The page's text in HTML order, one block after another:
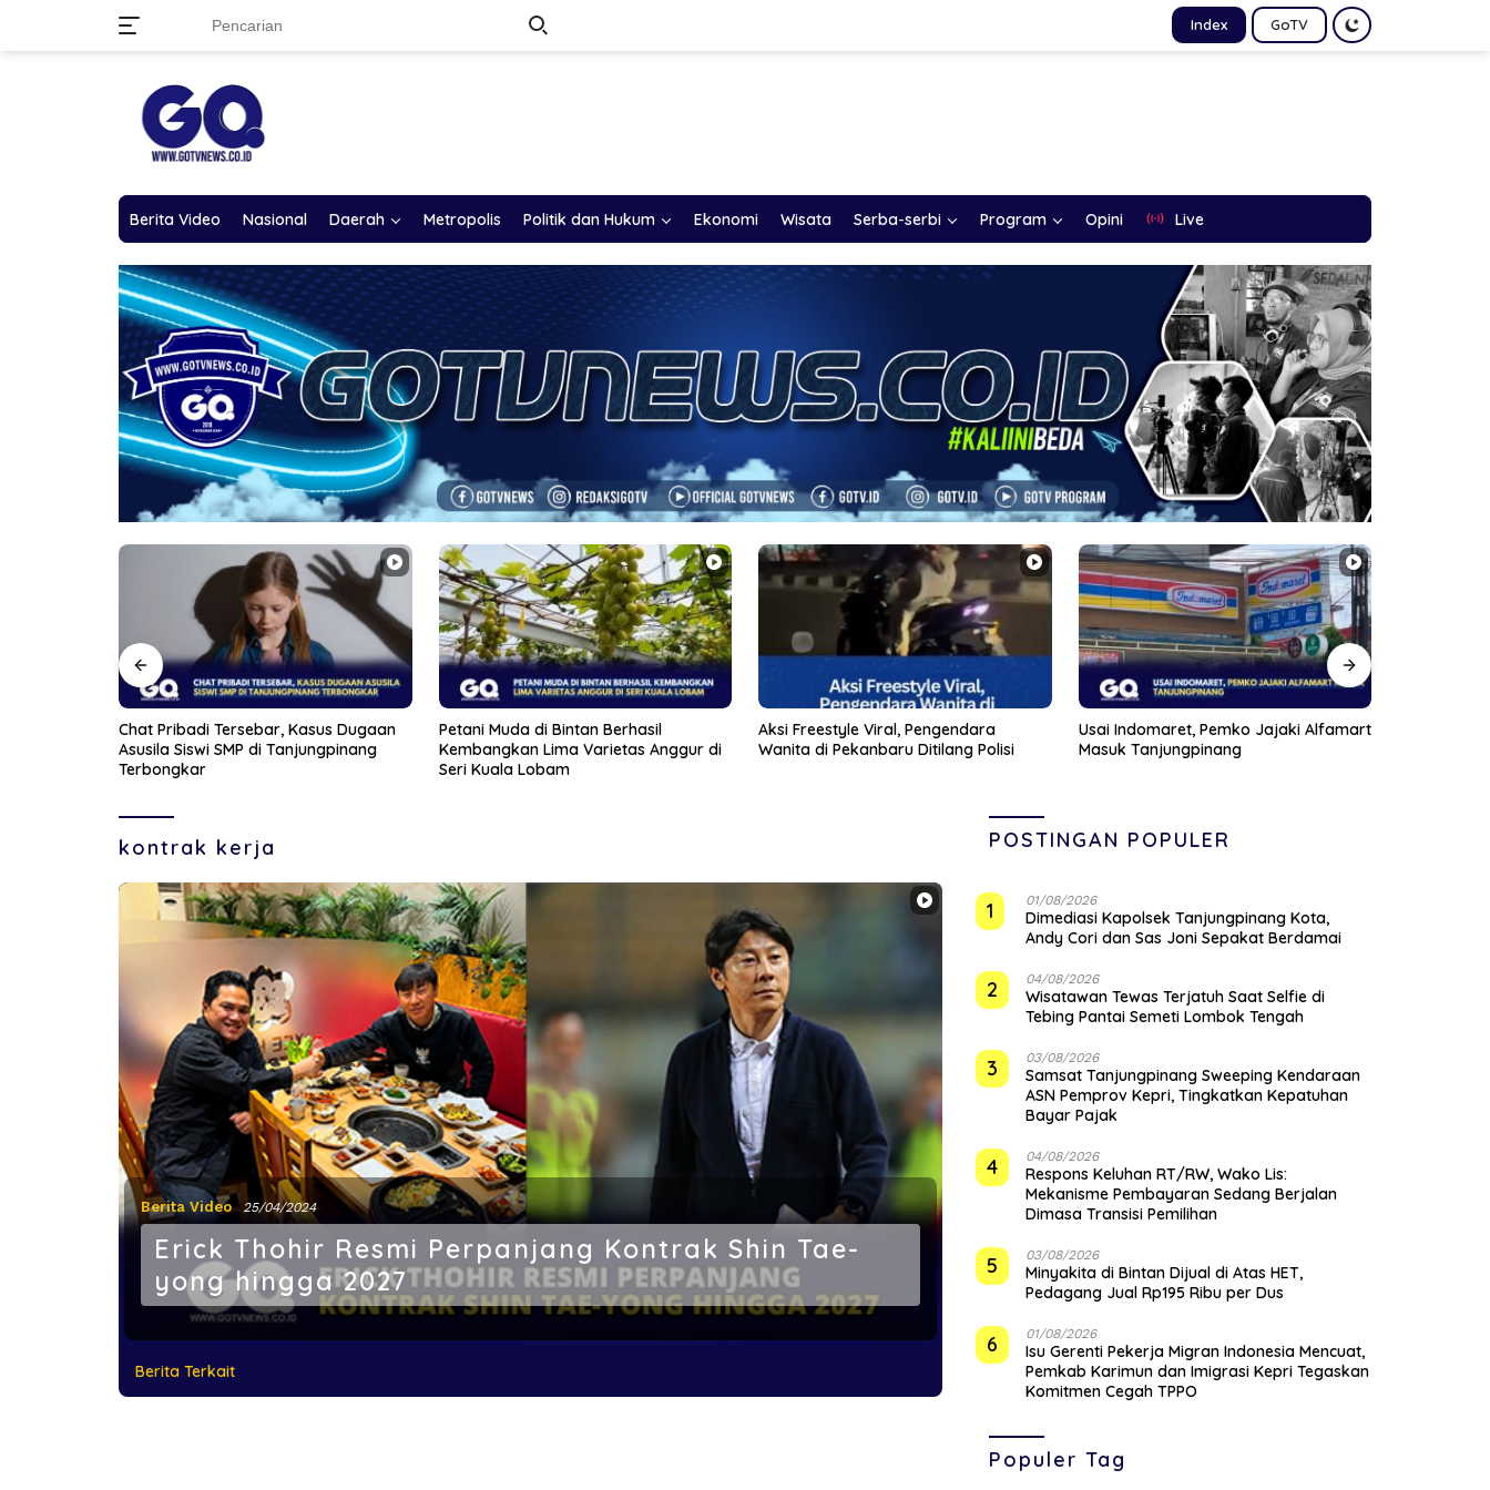
Index GoTV
Berita Video Nasional Daerah Metropolis Politik dan Hukum Ekonomi Wisata Serba-serbi Program Opini Live
Petani Muda di Bintan Berhasil
Kembangkan Lima Varietas Anggur di
Seri Kuala Lobam
Aksi Freestyle Viral, Pengendara
Wanita di Pekanbaru Ditilang Polisi
Usai Indomaret, Pemko Jajaki Alfamart
Masuk Tanjungpinang
Anggota DPRD Kepri Januar Robert
Silalahi Reses Perdana di Markas
kontrak kerja
Berita Video 25/04/2024
Erick Thohir Resmi Perpanjang Kontrak Shin Tae-
yong hingga 2027
Berita Terkait
POSTINGAN POPULER
1 01/08/2026
Dimediasi Kapolsek Tanjungpinang Kota,
Andy Cori dan Sas Joni Sepakat Berdamai
2 04/08/2026
Wisatawan Tewas Terjatuh Saat Selfie di
Tebing Pantai Semeti Lombok Tengah
3 03/08/2026
Samsat Tanjungpinang Sweeping Kendaraan
ASN Pemprov Kepri, Tingkatkan Kepatuhan
Bayar Pajak
4 04/08/2026
‎Respons Keluhan RT/RW, Wako Lis:
Mekanisme Pembayaran Sedang Berjalan
Dimasa Transisi Pemilihan
5 03/08/2026
Minyakita di Bintan Dijual di Atas HET,
Pedagang Jual Rp195 Ribu per Dus
6 01/08/2026
Isu Gerenti Pekerja Migran Indonesia Mencuat,
Pemkab Karimun dan Imigrasi Kepri Tegaskan
Komitmen Cegah TPPO
Populer Tag